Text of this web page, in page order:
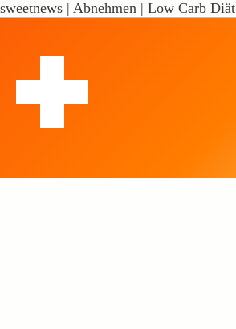
sweetnews | Abnehmen | Low Carb Diät